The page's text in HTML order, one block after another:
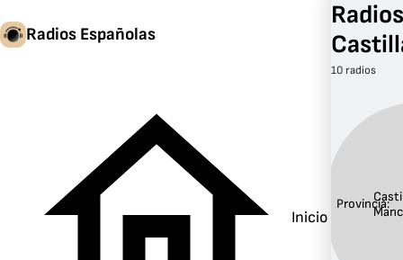
Radios Españolas
Inicio
10 radios
Provincia: